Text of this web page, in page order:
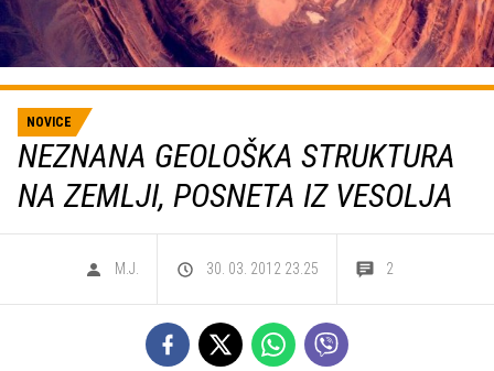
NOVICE
NEZNANA GEOLOŠKA STRUKTURA
NA ZEMLJI, POSNETA IZ VESOLJA
M.J. 30. 03. 2012 23.25 2